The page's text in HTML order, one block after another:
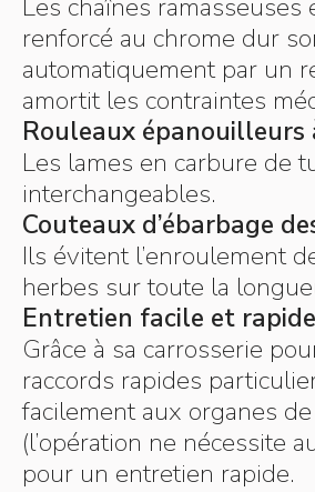
Les chaînes ramasseuses
renforcé au chrome dur
automatiquement par un
amortit les contraintes
Rouleaux épanouilleurs
Les lames en carbure de
interchangeables.
Couteaux d’ébarbage
Ils évitent l’enroulement
herbes sur toute la
Entretien facile et rapide
Grâce à sa carrosserie
raccords rapides
facilement aux organes
(l’opération ne nécessite
pour un entretien rapide.